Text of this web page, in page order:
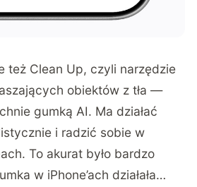
też Clean Up, czyli narzędzie
obiektów z tła —
gumką AI. Ma działać
i radzić sobie w
To akurat było bardzo
w iPhone’ach działała…